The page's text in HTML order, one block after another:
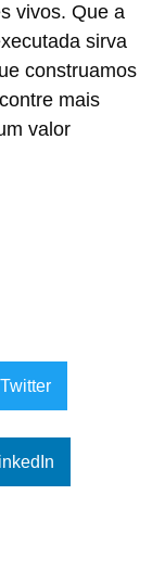
vivos. Que a
sirva
construamos
mais
valor
Twitter